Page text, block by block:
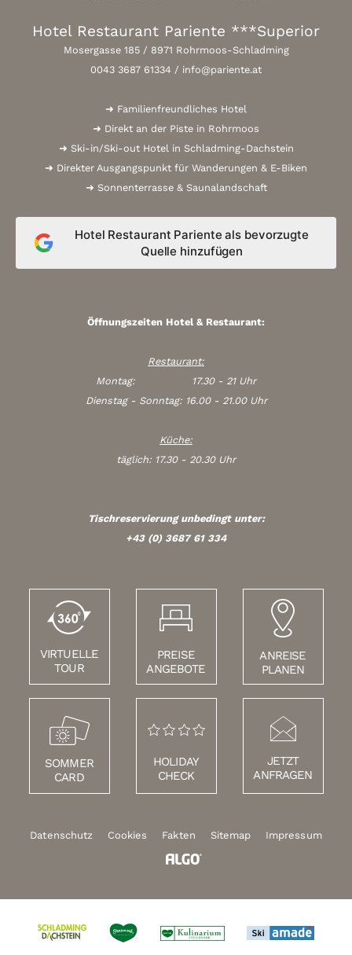
a
m
k
Hotel Restaurant Pariente ***Superior
Mosergasse 185 / 8971 Rohrmoos-Schladming
0043 3687 61334 / info@pariente.at
➜ Familienfreundliches Hotel
➜ Direkt an der Piste in Rohrmoos
➜ Ski-in/Ski-out Hotel in Schladming-Dachstein
➜ Direkter Ausgangspunkt für Wanderungen & E-Biken
➜ Sonnenterrasse & Saunalandschaft
Hotel Restaurant Pariente als bevorzugte
Quelle hinzufügen
Öffnungszeiten Hotel & Restaurant:
Restaurant:
Montag: 17.30 - 21 Uhr
Dienstag - Sonntag: 16.00 - 21.00 Uhr
Küche:
täglich: 17.30 - 20.30 Uhr
Tischreservierung unbedingt unter:
+43 (0) 3687 61 334
VIRTUELLE
TOUR
PREISE
ANGEBOTE
ANREISE
PLANEN
SOMMER
CARD
HOLIDAY
CHECK
JETZT
ANFRAGEN
Datenschutz Cookies Fakten Sitemap Impressum